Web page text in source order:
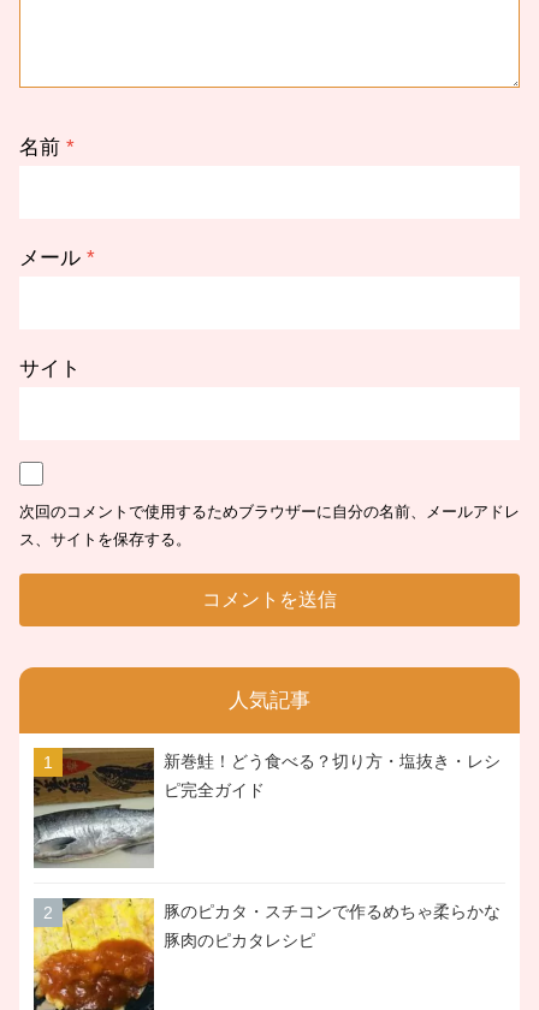
名前 *
メール *
サイト
次回のコメントで使用するためブラウザーに自分の名前、メールアドレ
ス、サイトを保存する。
人気記事
新巻鮭！どう食べる？切り方・塩抜き・レシ
ピ完全ガイド
豚のピカタ・スチコンで作るめちゃ柔らかな
豚肉のピカタレシピ